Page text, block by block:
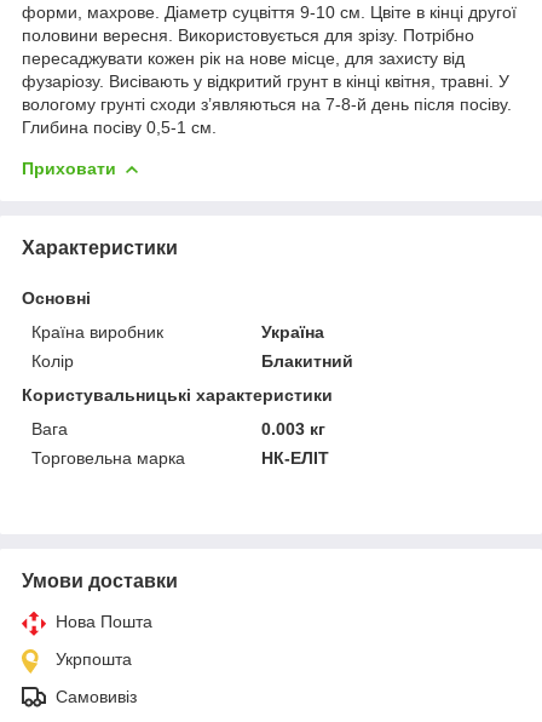
форми, махрове. Діаметр суцвіття 9-10 см. Цвіте в кінці другої
половини вересня. Використовується для зрізу. Потрібно
пересаджувати кожен рік на нове місце, для захисту від
фузаріозу. Висівають у відкритий грунт в кінці квітня, травні. У
вологому грунті сходи з’являються на 7-8-й день після посіву.
Глибина посіву 0,5-1 см.
Приховати
Характеристики
Основні
Країна виробник
Україна
Колір
Блакитний
Користувальницькі характеристики
Вага
0.003 кг
Торговельна марка
НК-ЕЛІТ
Умови доставки
Нова Пошта
Укрпошта
Самовивіз